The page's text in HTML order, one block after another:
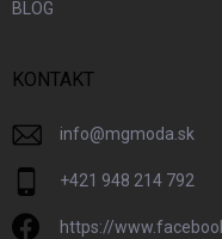
BLOG
KONTAKT
info@mgmoda.sk
+421 948 214 792
https://